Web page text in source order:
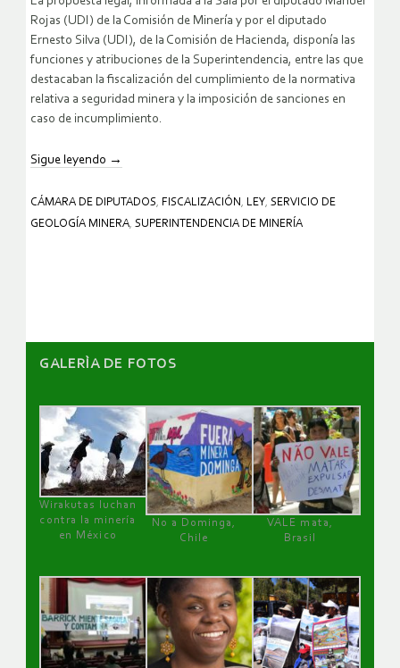
Rojas (UDI) de la Comisión de Minería y por el diputado
Ernesto Silva (UDI), de la Comisión de Hacienda, disponía las
funciones y atribuciones de la Superintendencia, entre las que
destacaban la fiscalización del cumplimiento de la normativa
relativa a seguridad minera y la imposición de sanciones en
caso de incumplimiento.
Sigue leyendo →
CÁMARA DE DIPUTADOS, FISCALIZACIÓN , LEY, SERVICIO DE
GEOLOGÍA MINERA, SUPERINTENDENCIA DE MINERÍA
GALERÌA DE FOTOS
Wirakutas luchan
contra la minería
en México
No a Dominga,
Chile
VALE mata,
Brasil